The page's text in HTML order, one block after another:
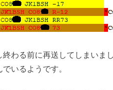
わる前に再送してしまいま
いるようです。